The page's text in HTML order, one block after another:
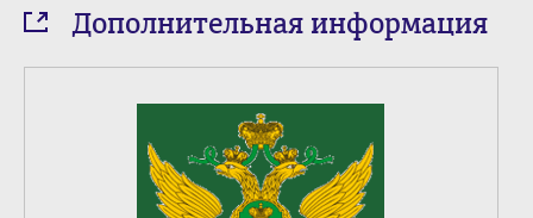
Дополнительная информация